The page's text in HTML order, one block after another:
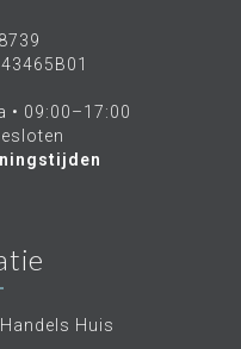
• 09:00–17:00
Huis